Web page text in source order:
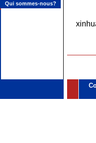
Qui sommes-nous?